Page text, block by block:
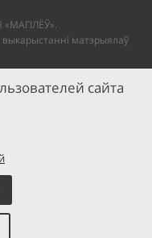
«МАГІЛЁЎ».
матэрыялаў
сайта